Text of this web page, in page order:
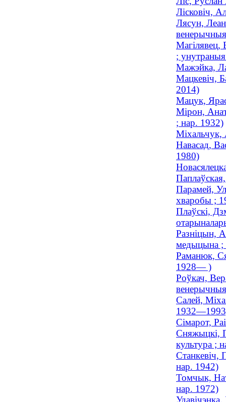
Лісковіч,
Лясун,
Магілявец,
;
Мажэйка,
Мацкевіч,
2014)
Мацук,
Мірон,
; нар. 1932)
Міхальчук,
Навасад,
1980)
Парамей,
хваробы ;
Плаўскі,
Разніцын,
медыцына ;
Раманюк,
1928— )
Роўкач,
Салей,
Сімарот,
Сняжыцкі,
культура ;
Станкевіч,
нар. 1942)
Томчык,
нар. 1972)